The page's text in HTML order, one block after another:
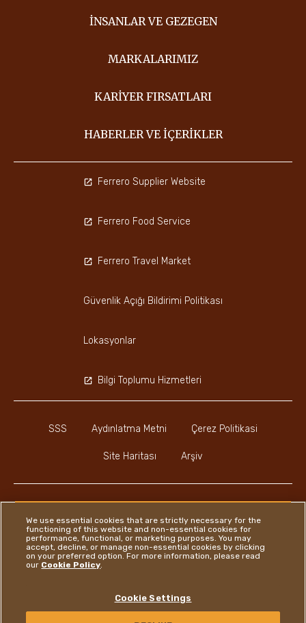
İNSANLAR VE GEZEGEN
MARKALARIMIZ
KARIYER FIRSATLARI
HABERLER VE İÇERIKLER
SSS Aydınlatma Metni Çerez Politikasi
Site Haritası Arşiv
Ferrero Supplier Website
Ferrero Food Service
Ferrero Travel Market
Güvenlik Açığı Bildirimi Politikası
Lokasyonlar
Bilgi Toplumu Hizmetleri
Instagram
LinkedIn
Facebook
We use essential cookies that are strictly necessary for the
functioning of this website and non-essential cookies for
performance, functional, or marketing purposes. You may
accept, decline, or manage non-essential cookies by clicking
on your preferred option. For more information, please read
our Cookie Policy.
Cookie Settings